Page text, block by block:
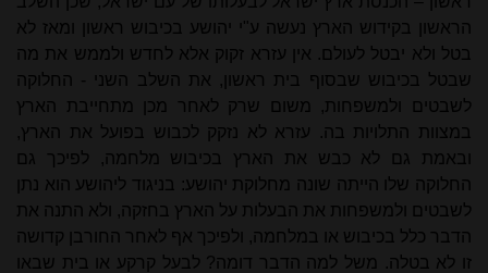
הראשון בקידוש הארץ נעשה ע"י יהושע בכיבוש ראשון ומאז לא
בטל ולא יבטל לעולם. אין עזרא זקוק אלא לחדש ולממש את מה
שבטל בכיבוש שבסוף בית ראשון, את השלב השני - החלוקה
לשבטים ולמשפחות, משום שרק לאחר מכן מתחייבת הארץ
במצוות התלויות בה. עזרא לא נזקק לכבוש בפועל את הארץ,
ובאמת גם לא כבש את הארץ בכיבוש מלחמה, לפיכך גם
החלוקה שלו הייתה שונה מחלוקת יהושע: בניגוד ליהושע הוא נתן
לשבטים ולמשפחות את הבעלות על הארץ בחזקה, ולא התנה את
הדבר כלל בכיבוש או במלחמה, ולפיכך אף לאחר החורבן קדושה
זו לא בטלה. משל למה הדבר דומה? לבעל קרקע או בית שבאו